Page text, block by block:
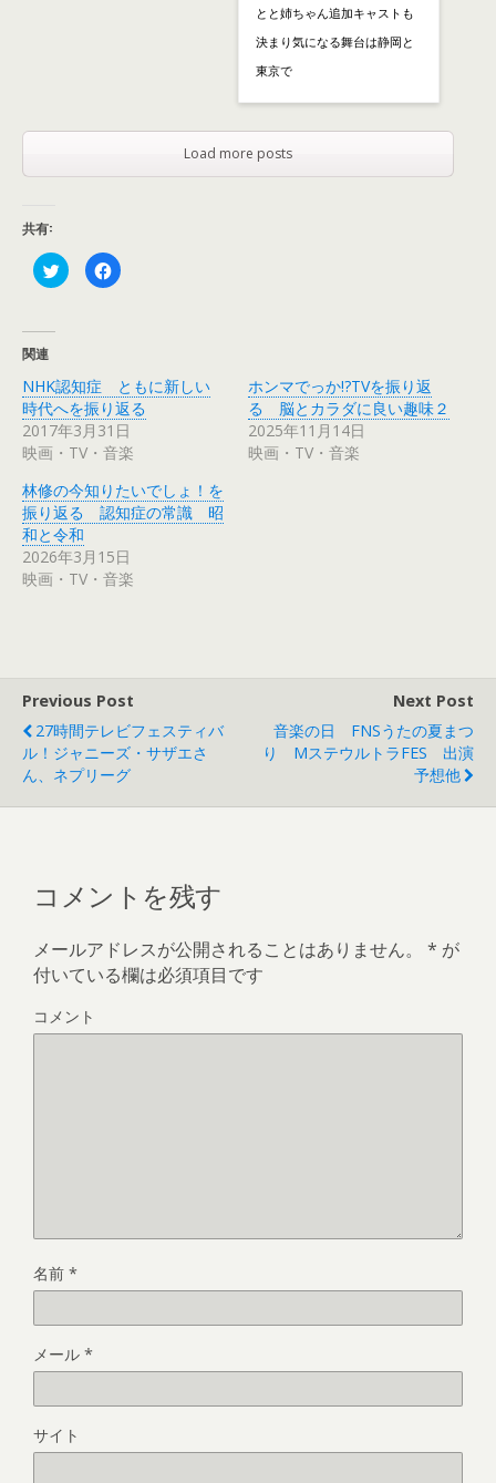
とと姉ちゃん追加キャストも
決まり気になる舞台は静岡と
東京で
Load more posts
共有:
ク
リ
t
t
e
r
で
共
新
し
い
ウ
ィ
ン
ド
ウ
F
a
共
有
す
る
に
は
ク
ッ
ク
し
だ
さ
い
ウ
開
き
ま
す
関連
NHK認知症 ともに新しい
時代へを振り返る
2017年3月31日
映画・TV・音楽
ホンマでっか!?TVを振り返
る 脳とカラダに良い趣味２
2025年11月14日
映画・TV・音楽
林修の今知りたいでしょ！を
振り返る 認知症の常識 昭
和と令和
2026年3月15日
映画・TV・音楽
Previous Post
27時間テレビフェスティバ
ル！ジャニーズ・サザエさ
ん、ネプリーグ
Next Post
音楽の日 FNSうたの夏まつ
り MステウルトラFES 出演
予想他
コメントを残す
メールアドレスが公開されることはありません。 * が
付いている欄は必須項目です
コメント
名前 *
メール *
サイト